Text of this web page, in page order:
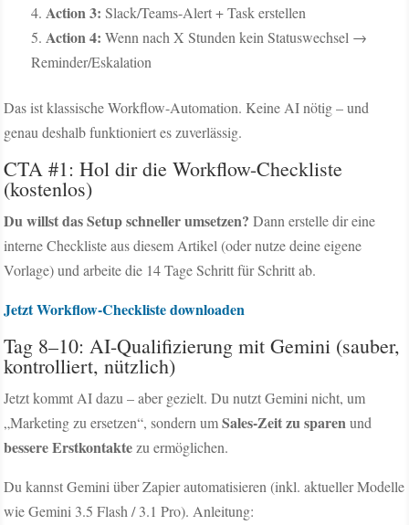
Action 3: Slack/Teams-Alert + Task erstellen
Action 4: Wenn nach X Stunden kein Statuswechsel →
Reminder/Eskalation
Das ist klassische Workflow-Automation. Keine AI nötig – und
genau deshalb funktioniert es zuverlässig.
CTA #1: Hol dir die Workflow-Checkliste
(kostenlos)
Du willst das Setup schneller umsetzen? Dann erstelle dir eine
interne Checkliste aus diesem Artikel (oder nutze deine eigene
Vorlage) und arbeite die 14 Tage Schritt für Schritt ab.
Jetzt Workflow-Checkliste downloaden
Tag 8–10: AI-Qualifizierung mit Gemini (sauber,
kontrolliert, nützlich)
Jetzt kommt AI dazu – aber gezielt. Du nutzt Gemini nicht, um
„Marketing zu ersetzen“, sondern umSales-Zeit zu sparenund
bessere Erstkontakte zu ermöglichen.
Du kannst Gemini über Zapier automatisieren (inkl. aktueller Modelle
wie Gemini 3.5 Flash / 3.1 Pro). Anleitung: